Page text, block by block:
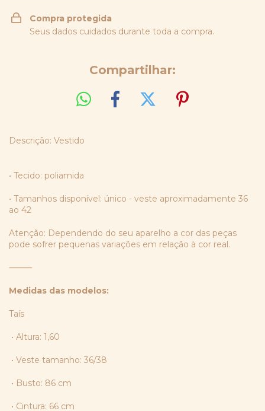
Compra protegida
Seus dados cuidados durante toda a compra.
Compartilhar:
Descrição: Vestido
• Tecido: poliamida
• Tamanhos disponível: único - veste aproximadamente 36
ao 42
Atenção: Dependendo do seu aparelho a cor das peças
pode sofrer pequenas variações em relação à cor real.
⸻
Medidas das modelos:
Taís
• Altura: 1,60
• Veste tamanho: 36/38
• Busto: 86 cm
• Cintura: 66 cm